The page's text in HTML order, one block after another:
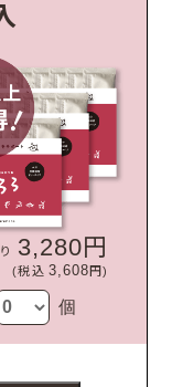
3,280円
(税込 3,608 円)
個